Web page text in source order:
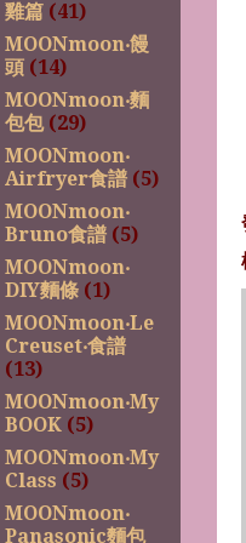
雞篇 (41)
MOONmoon‧饅
頭 (14)
MOONmoon‧麵
包包 (29)
MOONmoon‧
Airfryer食譜 (5)
MOONmoon‧
Bruno食譜 (5)
MOONmoon‧
DIY麵條 (1)
MOONmoon‧Le
Creuset‧食譜
(13)
MOONmoon‧My
BOOK (5)
MOONmoon‧My
Class (5)
MOONmoon‧
Panasonic麵包